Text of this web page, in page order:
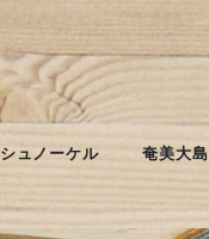
シュノーケル 奄美大